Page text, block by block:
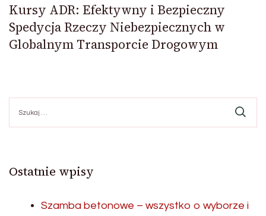
Kursy ADR: Efektywny i Bezpieczny
Spedycja Rzeczy Niebezpiecznych w
Globalnym Transporcie Drogowym
Ostatnie wpisy
Szamba betonowe – wszystko o wyborze i